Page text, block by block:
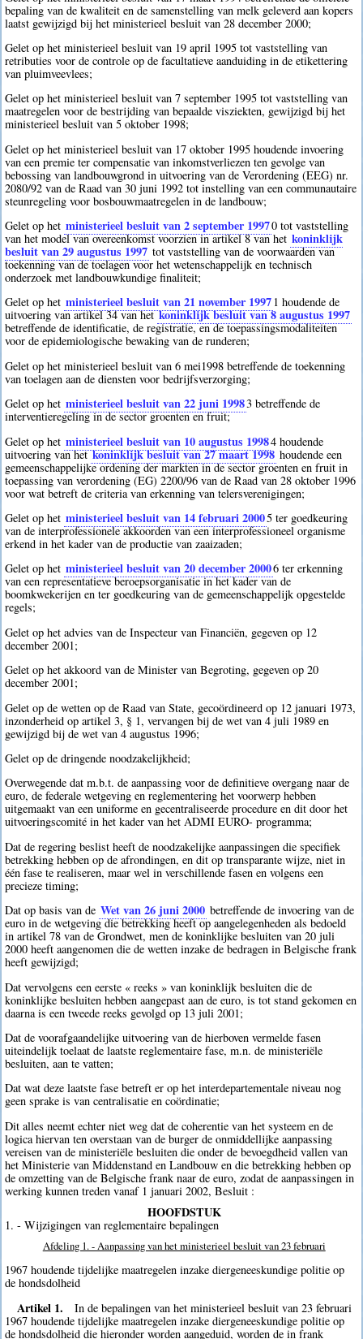
bepaling van de kwaliteit en de samenstelling van melk geleverd aan kopers
laatst gewijzigd bij het ministerieel besluit van 28 december 2000;
Gelet op het ministerieel besluit van 19 april 1995 tot vaststelling van
retributies voor de controle op de facultatieve aanduiding in de etikettering
van pluimveevlees;
Gelet op het ministerieel besluit van 7 september 1995 tot vaststelling van
maatregelen voor de bestrijding van bepaalde visziekten, gewijzigd bij het
ministerieel besluit van 5 oktober 1998;
Gelet op het ministerieel besluit van 17 oktober 1995 houdende invoering
van een premie ter compensatie van inkomstverliezen ten gevolge van
bebossing van landbouwgrond in uitvoering van de Verordening (EEG) nr.
2080/92 van de Raad van 30 juni 1992 tot instelling van een communautaire
steunregeling voor bosbouwmaatregelen in de landbouw;
Gelet op het ministerieel besluit van 2 september 19970 tot vaststelling
van het model van overeenkomst voorzien in artikel 8 van het koninklijk
besluit van 29 augustus 1997 tot vaststelling van de voorwaarden van
toekenning van de toelagen voor het wetenschappelijk en technisch
onderzoek met landbouwkundige finaliteit;
Gelet op het ministerieel besluit van 21 november 1997 1 houdende de
uitvoering van artikel 34 van hetkoninklijk besluit van 8 augustus 1997
betreffende de identificatie, de registratie, en de toepassingsmodaliteiten
voor de epidemiologische bewaking van de runderen;
Gelet op het ministerieel besluit van 6 mei1998 betreffende de toekenning
van toelagen aan de diensten voor bedrijfsverzorging;
Gelet op het ministerieel besluit van 22 juni 19983 betreffende de
interventieregeling in de sector groenten en fruit;
Gelet op het ministerieel besluit van 10 augustus 19984 houdende
uitvoering van hetkoninklijk besluit van 27 maart 1998 houdende een
gemeenschappelijke ordening der markten in de sector groenten en fruit in
toepassing van verordening (EG) 2200/96 van de Raad van 28 oktober 1996
voor wat betreft de criteria van erkenning van telersverenigingen;
Gelet op het ministerieel besluit van 14 februari 20005 ter goedkeuring
van de interprofessionele akkoorden van een interprofessioneel organisme
erkend in het kader van de productie van zaaizaden;
Gelet op het ministerieel besluit van 20 december 20006 ter erkenning
van een representatieve beroepsorganisatie in het kader van de
boomkwekerijen en ter goedkeuring van de gemeenschappelijk opgestelde
regels;
Gelet op het advies van de Inspecteur van Financiën, gegeven op 12
december 2001;
Gelet op het akkoord van de Minister van Begroting, gegeven op 20
december 2001;
Gelet op de wetten op de Raad van State, gecoördineerd op 12 januari 1973,
inzonderheid op artikel 3, § 1, vervangen bij de wet van 4 juli 1989 en
gewijzigd bij de wet van 4 augustus 1996;
Gelet op de dringende noodzakelijkheid;
Overwegende dat m.b.t. de aanpassing voor de definitieve overgang naar de
euro, de federale wetgeving en reglementering het voorwerp hebben
uitgemaakt van een uniforme en gecentraliseerde procedure en dit door het
uitvoeringscomité in het kader van het ADMI EURO- programma;
Dat de regering beslist heeft de noodzakelijke aanpassingen die specifiek
betrekking hebben op de afrondingen, en dit op transparante wijze, niet in
één fase te realiseren, maar wel in verschillende fasen en volgens een
precieze timing;
Dat op basis van de Wet van 26 juni 2000 betreffende de invoering van de
euro in de wetgeving die betrekking heeft op aangelegenheden als bedoeld
in artikel 78 van de Grondwet, men de koninklijke besluiten van 20 juli
2000 heeft aangenomen die de wetten inzake de bedragen in Belgische frank
heeft gewijzigd;
Dat vervolgens een eerste « reeks » van koninklijk besluiten die de
koninklijke besluiten hebben aangepast aan de euro, is tot stand gekomen en
daarna is een tweede reeks gevolgd op 13 juli 2001;
Dat de voorafgaandelijke uitvoering van de hierboven vermelde fasen
uiteindelijk toelaat de laatste reglementaire fase, m.n. de ministeriële
besluiten, aan te vatten;
Dat wat deze laatste fase betreft er op het interdepartementale niveau nog
geen sprake is van centralisatie en coördinatie;
Dit alles neemt echter niet weg dat de coherentie van het systeem en de
logica hiervan ten overstaan van de burger de onmiddellijke aanpassing
vereisen van de ministeriële besluiten die onder de bevoegdheid vallen van
het Ministerie van Middenstand en Landbouw en die betrekking hebben op
de omzetting van de Belgische frank naar de euro, zodat de aanpassingen in
werking kunnen treden vanaf 1 januari 2002, Besluit :
HOOFDSTUK
1. - Wijzigingen van reglementaire bepalingen
Afdeling 1. - Aanpassing van het ministerieel besluit van 23 februari
1967 houdende tijdelijke maatregelen inzake diergeneeskundige politie op
de hondsdolheid
Artikel 1.
In de bepalingen van het ministerieel besluit van 23 februari
1967 houdende tijdelijke maatregelen inzake diergeneeskundige politie op
de hondsdolheid die hieronder worden aangeduid, worden de in frank